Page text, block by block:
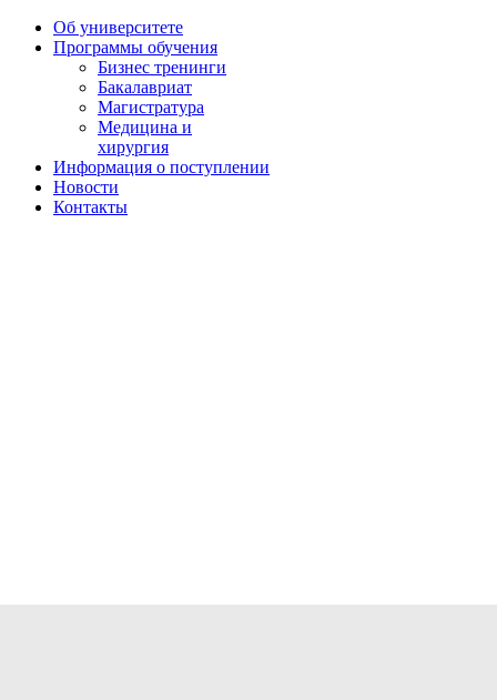
Об университете
Программы обучения
Бизнес тренинги
Бакалавриат
Магистратура
Медицина и
хирургия
Информация о поступлении
Новости
Контакты